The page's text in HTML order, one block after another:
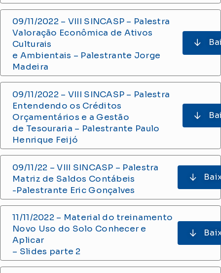
09/11/2022 – VIII SINCASP – Palestra
Valoração Econômica de Ativos
Culturais
e Ambientais – Palestrante Jorge
Madeira
09/11/2022 – VIII SINCASP – Palestra
Entendendo os Créditos
Orçamentários e a Gestão
de Tesouraria – Palestrante Paulo
Henrique Feijó
09/11/22 – VIII SINCASP – Palestra
Matriz de Saldos Contábeis
-Palestrante Eric Gonçalves
11/11/2022 – Material do treinamento
Novo Uso do Solo Conhecer e
Aplicar
– Slides parte 2